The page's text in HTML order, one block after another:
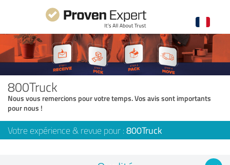
800Truck
Nous vous remercions pour votre temps. Vos avis sont importants
pour nous !
Votre expérience & revue pour : 800Truck